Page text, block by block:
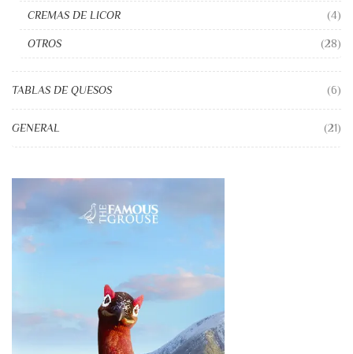
CREMAS DE LICOR (4)
OTROS (28)
TABLAS DE QUESOS (6)
GENERAL (21)